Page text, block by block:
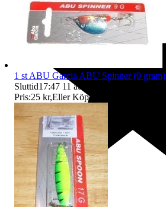
1 st ABU Garcia ABU Spinner (9 gram)
Sluttid17:47 11 aug 17:47
Pris:25 kr,Eller Köp nu